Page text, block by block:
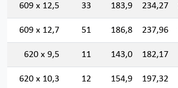
609 x 12,5 33 183,9 234,27
609 x 12,7 51 186,8 237,96
620 x 9,5 11 143,0 182,17
620 x 10,3 12 154,9 197,32